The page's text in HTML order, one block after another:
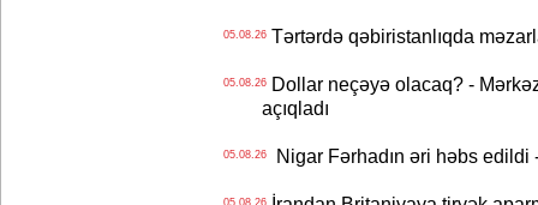
05.08.26Tərtərdə qəbiristanlıqda
05.08.26Dollar neçəyə olacaq? -
açıqladı
05.08.26Nigar Fərhadın əri həbs edildi
05.08.26